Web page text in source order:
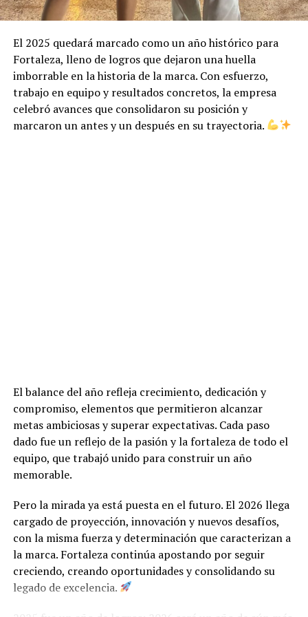
El 2025 quedará marcado como un año histórico para
Fortaleza, lleno de logros que dejaron una huella
imborrable en la historia de la marca. Con esfuerzo,
trabajo en equipo y resultados concretos, la empresa
celebró avances que consolidaron su posición y
marcaron un antes y un después en su trayectoria.
El balance del año refleja crecimiento, dedicación y
compromiso, elementos que permitieron alcanzar
metas ambiciosas y superar expectativas. Cada paso
dado fue un reflejo de la pasión y la fortaleza de todo el
equipo, que trabajó unido para construir un año
memorable.
Pero la mirada ya está puesta en el futuro. El 2026 llega
cargado de proyección, innovación y nuevos desafíos,
con la misma fuerza y determinación que caracterizan a
la marca. Fortaleza continúa apostando por seguir
creciendo, creando oportunidades y consolidando su
legado de excelencia.